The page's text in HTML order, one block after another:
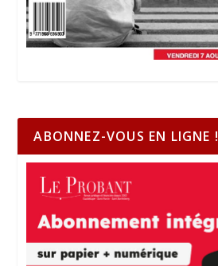
ABONNEZ-VOUS EN LIGNE !